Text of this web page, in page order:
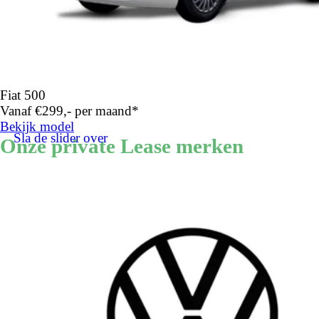
Fiat 500
Vanaf €299,- per maand*
Bekijk model
Onze private Lease merken
Sla de slider over